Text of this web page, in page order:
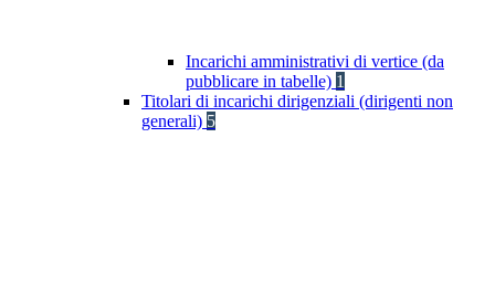
Incarichi amministrativi di vertice (da
pubblicare in tabelle) 1
Titolari di incarichi dirigenziali (dirigenti non
generali) 5